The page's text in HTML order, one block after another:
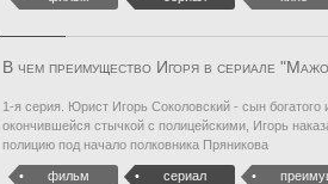
В чем преимущество Игоря в сериале
1-я серия. Юрист Игорь Соколовский - сын богатого
окончившейся стычкой с полицейскими, Игорь
полицию под начало полковника Пряникова
фильм сериал